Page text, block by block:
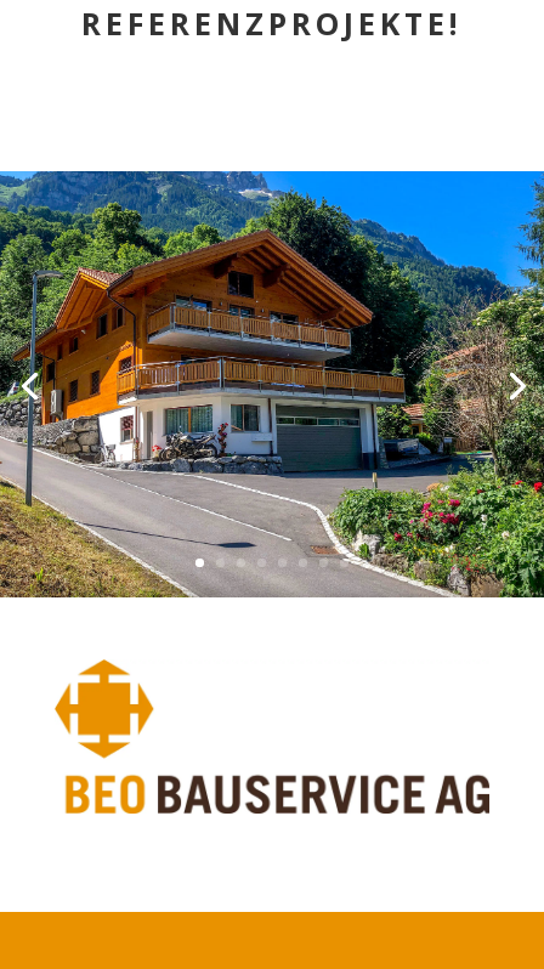
REFERENZPROJEKTE!